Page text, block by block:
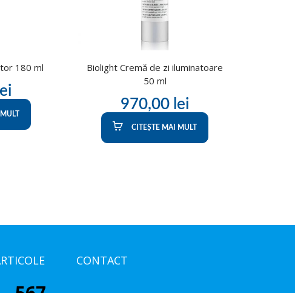
180 ml
lei
Biolight Cremă de zi iluminatoare
50 ml
970,00 lei
CITEȘTE MAI MULT
CONTACT